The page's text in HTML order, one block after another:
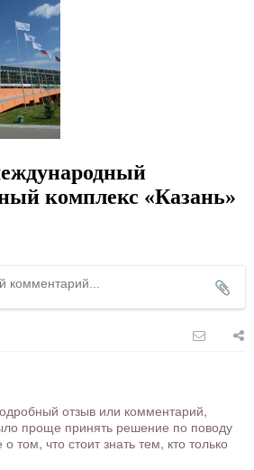
комплекс «Казань»
отзыв или комментарий,
проще принять решение по поводу
том, что стоит знать тем, кто только